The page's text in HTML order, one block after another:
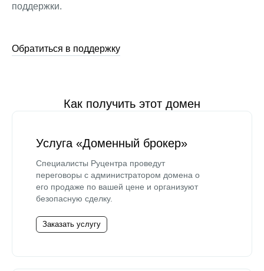
поддержки.
Обратиться в поддержку
Как получить этот домен
Услуга «Доменный брокер»
Специалисты Руцентра проведут
переговоры с администратором домена о
его продаже по вашей цене и организуют
безопасную сделку.
Заказать услугу